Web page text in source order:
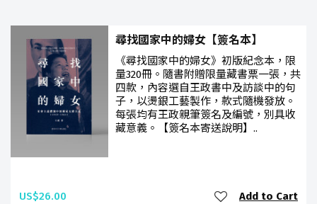
尋找國家中的婦女【簽名本】
《尋找國家中的婦女》初版紀念本，限
量320冊。隨書附贈限量藏書票一張，共
四款，內容選自王政書中及訪談中的句
子，以燙銀工藝製作，款式隨機發放。
每張均有王政親筆簽名及編號，別具收
藏意義。【簽名本寄送說明】..
US$26.00 Add to Cart